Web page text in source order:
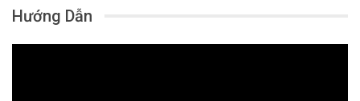
Hướng Dẫn